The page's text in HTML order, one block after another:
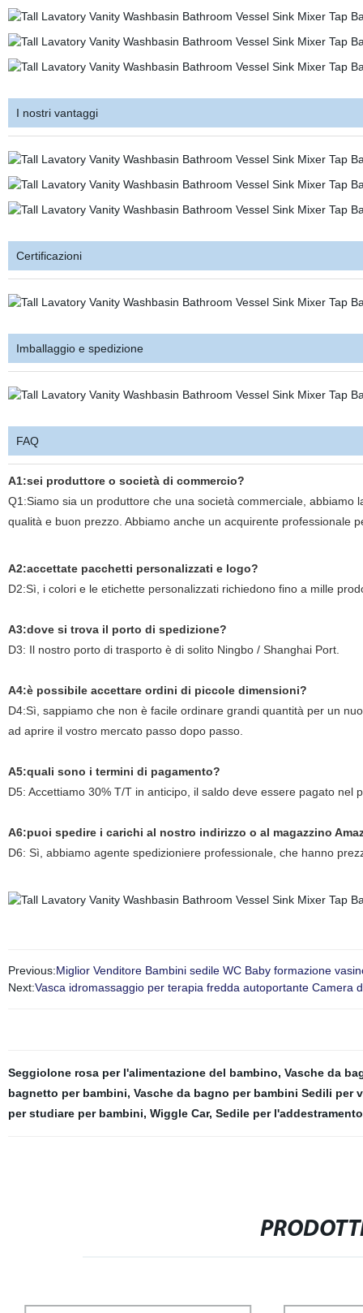
I nostri vantaggi
Certificazioni
Imballaggio e spedizione
FAQ
A1:sei produttore o società di commercio?
Q1:Siamo sia un produttore che una società commerciale,
qualità e buon prezzo. Abbiamo anche un acquirente professionale
A2:accettate pacchetti personalizzati e logo?
D2:Sì, i colori e le etichette personalizzati richiedono fino a mille
A3:dove si trova il porto di spedizione?
D3: Il nostro porto di trasporto è di solito Ningbo / Shanghai Port.
A4:è possibile accettare ordini di piccole dimensioni?
D4:Sì, sappiamo che non è facile ordinare grandi quantità per un
ad aprire il vostro mercato passo dopo passo.
A5:quali sono i termini di pagamento?
D5: Accettiamo 30% T/T in anticipo, il saldo deve essere pagato
A6:puoi spedire i carichi al nostro indirizzo o al magazzino
D6: Sì, abbiamo agente spedizioniere professionale, che hanno
Previous:Miglior Venditore Bambini sedile WC Baby formazione
Next:Vasca idromassaggio per terapia fredda autoportante Camera
Seggiolone rosa per l'alimentazione del bambino, Vasche da
bagnetto per bambini, Vasche da bagno per bambini Sedili per
per studiare per bambini, Wiggle Car, Sedile per